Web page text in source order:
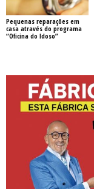
Pequenas reparações em
casa através do programa
“Oficina do Idoso”